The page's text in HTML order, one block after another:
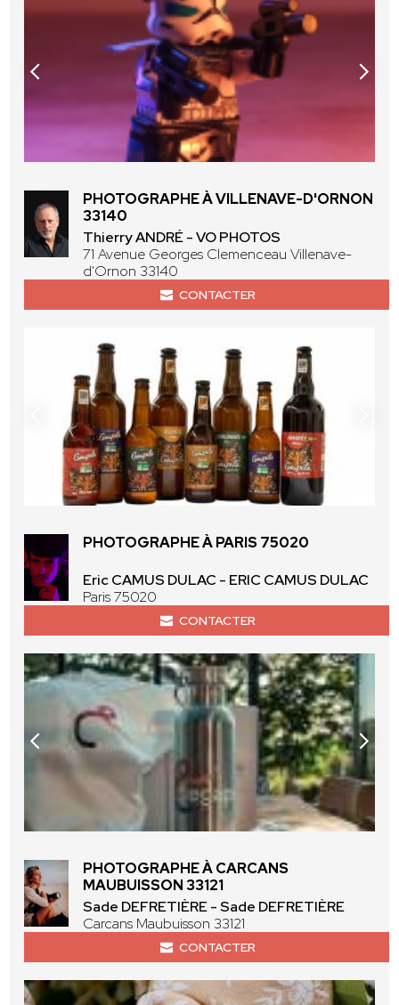
PHOTOGRAPHE À VILLENAVE-D'ORNON
33140
Thierry ANDRÉ - VO PHOTOS
71 Avenue Georges Clemenceau Villenave-
d'Ornon 33140
CONTACTER
PHOTOGRAPHE À PARIS 75020
Eric CAMUS DULAC - ERIC CAMUS DULAC
Paris 75020
CONTACTER
PHOTOGRAPHE À CARCANS
MAUBUISSON 33121
Sade DEFRETIÈRE - Sade DEFRETIÈRE
Carcans Maubuisson 33121
CONTACTER